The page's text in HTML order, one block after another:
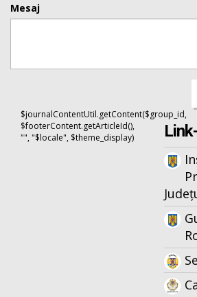
Mesaj
$journalContentUtil.getContent($group_id,
$footerContent.getArticleId(),
"", "$locale", $theme_display)